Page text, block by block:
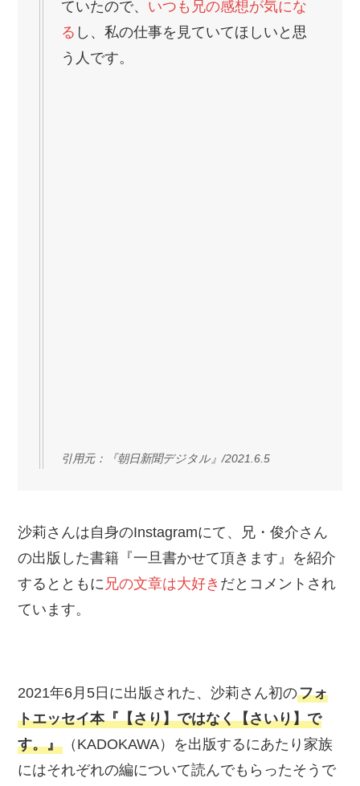
ていたので、 いつも兄の感想が気にな
る し、私の仕事を見ていてほしいと思
う人です。
引用元：『朝日新聞デジタル』/2021.6.5
沙莉さんは自身のInstagramにて、兄・俊介さん
の出版した書籍『一旦書かせて頂きます』を紹介
するとともに 兄の文章は大好き だとコメントされ
ています。
2021年6月5日に出版された、沙莉さん初のフォ
トエッセイ本『【さり】ではなく【さいり】で
す。』 （KADOKAWA）を出版するにあたり家族
にはそれぞれの編について読んでもらったそうで